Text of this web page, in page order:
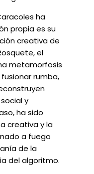
ha
propia es su
creativa de
el
metamorfosis
rumba,
y
ha sido
creativa y la
a fuego
de la
del algoritmo.